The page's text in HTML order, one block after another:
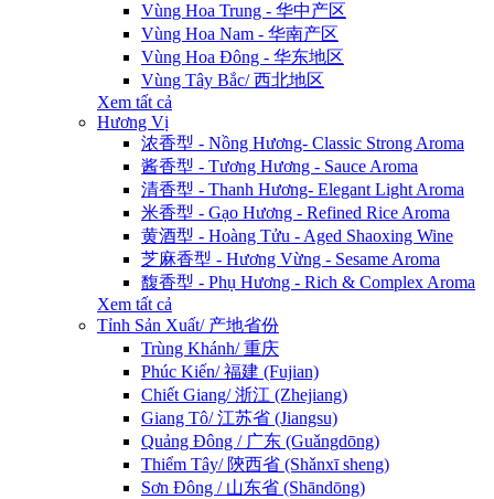
Vùng Hoa Trung - 华中产区
Vùng Hoa Nam - 华南产区
Vùng Hoa Đông - 华东地区
Vùng Tây Bắc/ 西北地区
Xem tất cả
Hương Vị
浓香型 - Nồng Hương- Classic Strong Aroma
酱香型 - Tương Hương - Sauce Aroma
清香型 - Thanh Hương- Elegant Light Aroma
米香型 - Gạo Hương - Refined Rice Aroma
黄酒型 - Hoàng Tửu - Aged Shaoxing Wine
芝麻香型 - Hương Vừng - Sesame Aroma
馥香型 - Phụ Hương - Rich & Complex Aroma
Xem tất cả
Tỉnh Sản Xuất/ 产地省份
Trùng Khánh/ 重庆
Phúc Kiến/ 福建 (Fujian)
Chiết Giang/ 浙江 (Zhejiang)
Giang Tô/ 江苏省 (Jiangsu)
Quảng Đông / 广东 (Guǎngdōng)
Thiểm Tây/ 陝西省 (Shǎnxī sheng)
Sơn Đông / 山东省 (Shāndōng)